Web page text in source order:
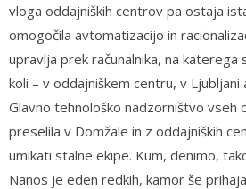
vloga oddajniških centrov pa ostaja
omogočila avtomatizacijo in
upravlja prek računalnika, na katerega
koli – v oddajniškem centru, v Ljubljani
Glavno tehnološko nadzorništvo vseh
preselila v Domžale in z oddajniških
umikati stalne ekipe. Kum, denimo,
Nanos je eden redkih, kamor še